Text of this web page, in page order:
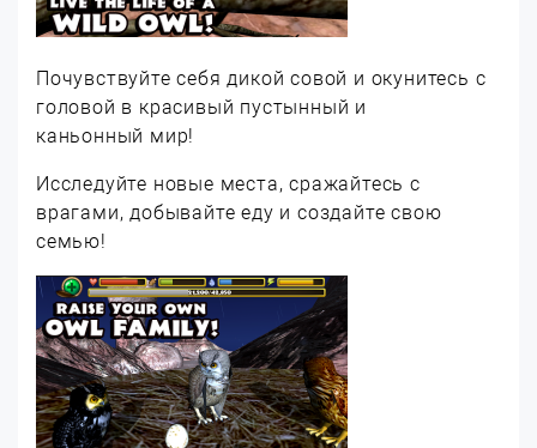
Почувствуйте себя дикой совой и окунитесь с
головой в красивый пустынный и
каньонный мир!
Исследуйте новые места, сражайтесь с
врагами, добывайте еду и создайте свою
семью!